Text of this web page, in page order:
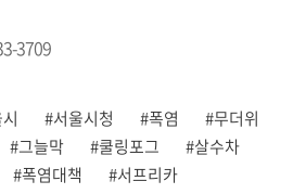
3709
#서울시청 #폭염
#무더위
#그늘막 #쿨링포그
#살수차
#폭염대책 #서프리카